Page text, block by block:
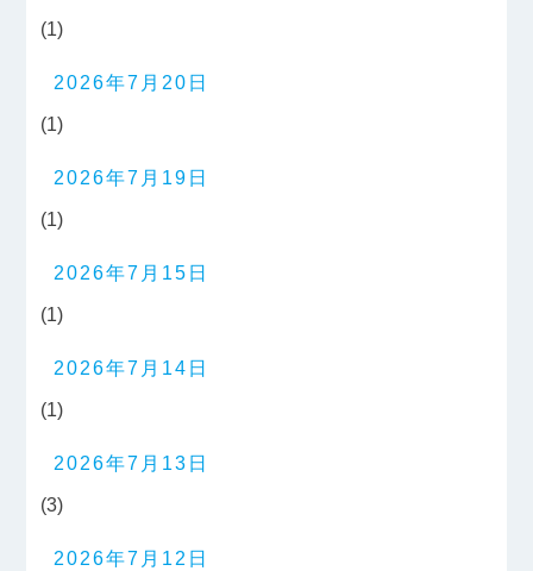
(1)
2026年7月20日
(1)
2026年7月19日
(1)
2026年7月15日
(1)
2026年7月14日
(1)
2026年7月13日
(3)
2026年7月12日